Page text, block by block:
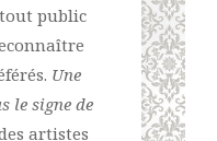
public
Une
le signe de
artistes